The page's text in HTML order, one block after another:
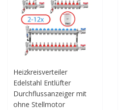
Heizkreisverteiler
Edelstahl Entlüfter
Durchflussanzeiger mit
ohne Stellmotor